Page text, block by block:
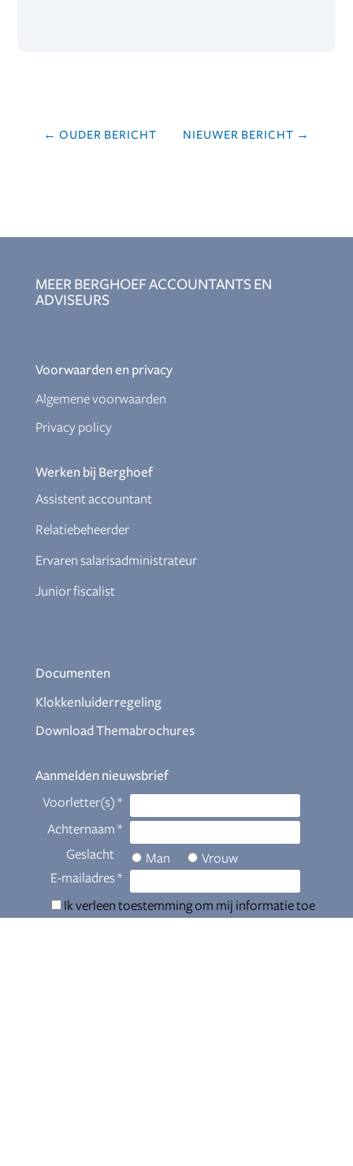
← OUDER BERICHT NIEUWER BERICHT →
MEER BERGHOEF ACCOUNTANTS EN
ADVISEURS
Voorwaarden en privacy
Algemene voorwaarden
Privacy policy
Werken bij Berghoef
Assistent accountant
Relatiebeheerder
Ervaren salarisadministrateur
Junior fiscalist
Documenten
Klokkenluiderregeling
Download Themabrochures
Aanmelden nieuwsbrief